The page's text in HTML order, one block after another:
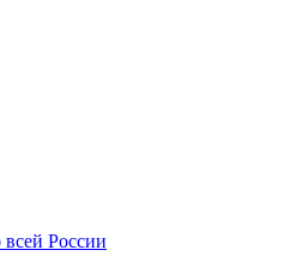
всей России